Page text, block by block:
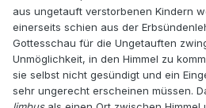
aus ungetauft verstorbenen Kindern
einerseits schien aus der
Gottesschau für die Ungetauften
Unmöglichkeit, in den Himmel zu
sie selbst nicht gesündigt und ein
sehr ungerecht erscheinen müssen.